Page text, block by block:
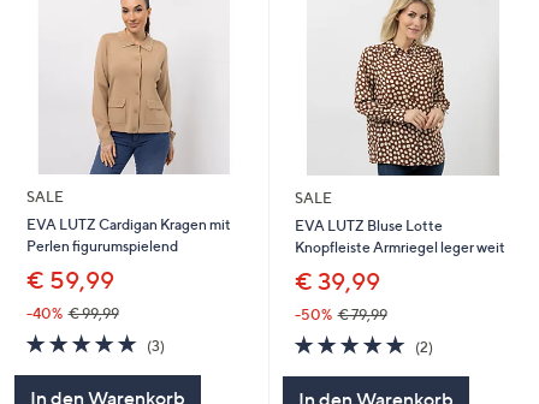
SALE
EVA LUTZ Cardigan Kragen mit
Perlen figurumspielend
€ 59,99
-40% € 99,99
5.0
von
(3)3
In den Warenkorb
SALE
EVA LUTZ Bluse Lotte
Knopfleiste Armriegel leger weit
€ 39,99
-50% € 79,99
5.0
von
(2)2